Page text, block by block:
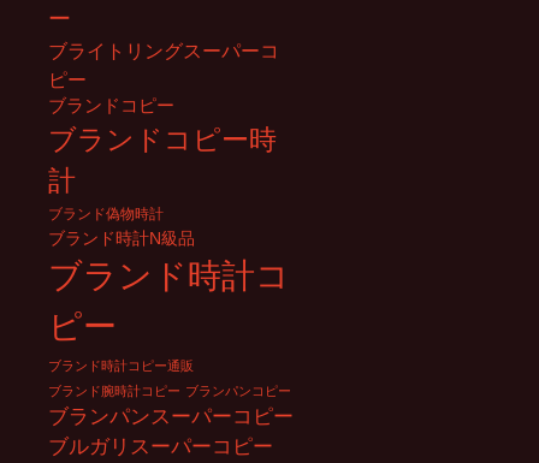
ー
ブライトリングスーパーコ
ピー
ブランドコピー
ブランドコピー時
計
ブランド偽物時計
ブランド時計N級品
ブランド時計コ
ピー
ブランド時計コピー通販
ブランド腕時計コピー ブランパンコピー
ブランパンスーパーコピー
ブルガリスーパーコピー